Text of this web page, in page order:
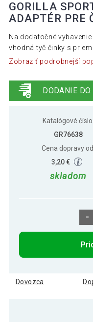
GORILLA
ADAPTÉR PRE
Na dodatočné
vhodná tyč činky s
Zobraziť podrobnejší
DODANIE
Katalógové číslo:
GR76638
Cena dopravy
3,20 €
skladom
-
Dovozca